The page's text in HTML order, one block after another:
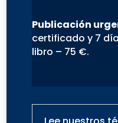
Publicación
certificado y 7
libro – 75 €.